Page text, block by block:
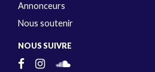
Annonceurs
Nous soutenir
NOUS SUIVRE